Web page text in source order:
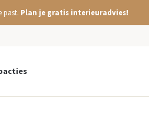
past. Plan je gratis interieuradvies!